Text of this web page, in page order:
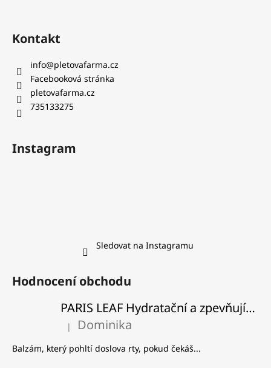
Kontakt
info@pletovafarma.cz
Facebooková stránka
pletovafarma.cz
735133275
Instagram
Sledovat na Instagramu
Hodnocení obchodu
PARIS LEAF Hydratační a zpevňující balzám na rty
Hodnocení produktu je 5 z 5 hvězdiček.
| Dominika
Balzám, který pohltí doslova rty, pokud čekáš...